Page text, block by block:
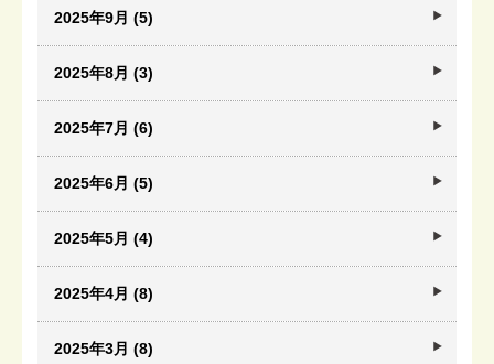
2025年9月 (5)
2025年8月 (3)
2025年7月 (6)
2025年6月 (5)
2025年5月 (4)
2025年4月 (8)
2025年3月 (8)